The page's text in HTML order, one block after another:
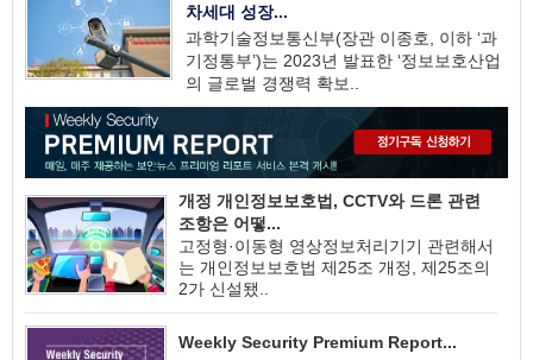
차세대 성장...
과학기술정보통신부(장관 이종호, 이하 ‘과
기정통부’)는 2023년 발표한 ‘정보보호산업
의 글로벌 경쟁력 확보..
개정 개인정보보호법, CCTV와 드론 관련
조항은 어떻...
고정형·이동형 영상정보처리기기 관련해서
는 개인정보보호법 제25조 개정, 제25조의
2가 신설됐..
Weekly Security Premium Report...